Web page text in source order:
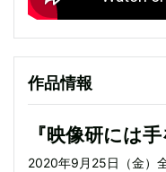
作品情報
『映像研には
2020年9月25日（金）